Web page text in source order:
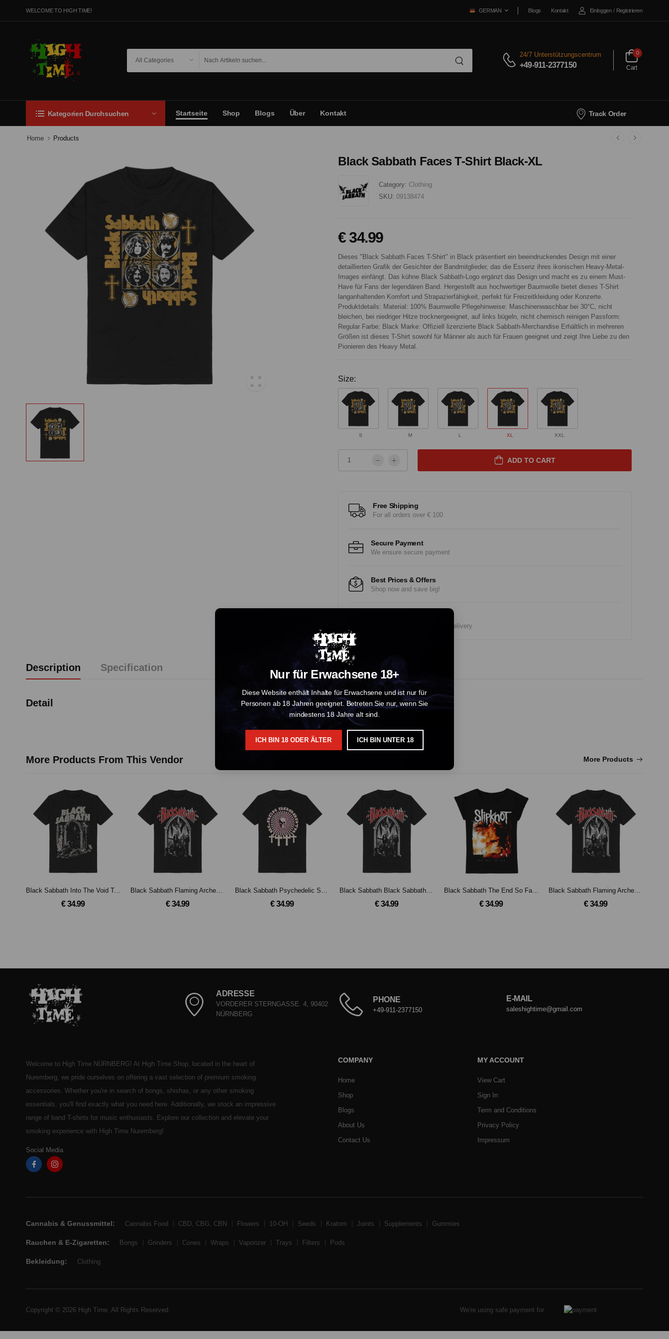
Nur für Erwachsene 18+
Diese Website enthält Inhalte für Erwachsene und ist nur für
Personen ab 18 Jahren geeignet. Betreten Sie nur, wenn Sie
mindestens 18 Jahre alt sind.
ICH BIN 18 ODER ÄLTER ICH BIN UNTER 18
WELCOME TO HIGH TIME! GERMAN Blogs Kontakt Einloggen / Registrieren
24/7 Unterstützungscentrum
+49-911-2377150
0
Cart
Kategorien Durchsuchen Startseite Shop Blogs Über Kontakt Track Order
Home Products
Black Sabbath Faces T-Shirt Black-XL
Category: Clothing
SKU:09138474
€ 34.99
Dieses "Black Sabbath Faces T-Shirt" in Black präsentiert ein beeindruckendes Design mit einer
detaillierten Grafik der Gesichter der Bandmitglieder, das die Essenz ihres ikonischen Heavy-Metal-
Images einfängt. Das kühne Black Sabbath-Logo ergänzt das Design und macht es zu einem Must-
Have für Fans der legendären Band. Hergestellt aus hochwertiger Baumwolle bietet dieses T-Shirt
langanhaltenden Komfort und Strapazierfähigkeit, perfekt für Freizeitkleidung oder Konzerte.
Produktdetails: Material: 100% Baumwolle Pflegehinweise: Maschinenwaschbar bei 30°C, nicht
bleichen, bei niedriger Hitze trocknergeeignet, auf links bügeln, nicht chemisch reinigen Passform:
Regular Farbe: Black Marke: Offiziell lizenzierte Black Sabbath-Merchandise Erhältlich in mehreren
Größen ist dieses T-Shirt sowohl für Männer als auch für Frauen geeignet und zeigt Ihre Liebe zu den
Pionieren des Heavy Metal.
Size:
S M L XL XXL
ADD TO CART
Free Shipping
For all orders over € 100
Secure Payment
We ensure secure payment
Best Prices & Offers
Shop now and save big!
Experience Fast, Reliable Delivery
Description Specification
Detail
More Products From This Vendor More Products
Black Sabbath Into The Void T-Shirt Blackp-M
€ 34.99 € 34.99 € 34.99 € 34.99 € 34.99 € 34.99
ADRESSE
VORDERER STERNGASSE. 4, 90402
NÜRNBERG
PHONE
+49-911-2377150
E-MAIL
saleshightime@gmail.com
Welcome to High Time NÜRNBERG! At High Time Shop, located in the heart of
Nuremberg, we pride ourselves on offering a vast selection of premium smoking
accessories. Whether you're in search of bongs, shishas, or any other smoking
essentials, you'll find exactly what you need here. Additionally, we stock an impressive
range of band T-shirts for music enthusiasts. Explore our collection and elevate your
smoking experience with High Time Nuremberg!
Social Media
COMPANY
Home
Shop
Blogs
About Us
Contact Us
MY ACCOUNT
View Cart
Sign In
Term and Conditions
Privacy Policy
Impressum
Cannabis & Genussmittel: Cannabis Food CBD, CBG, CBN Flowers 10-OH Seeds Kratom Joints Supplements Gummies
Rauchen & E-Zigaretten: Bongs Grinders Cones Wraps Vaporizer Trays Filters Pods
Bekleidung: Clothing
Copyright © 2026 High Time. All Rights Reserved. We're using safe payment for